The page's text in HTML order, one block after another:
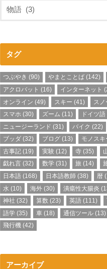
タグ
つぶやき (90) やまとことば (142)
アクロバット (16) インターネット
オンライン (49) スキー (41) ス
スマホ (30) ズーム (11) ドイツ語
ニュージーランド (31) バイク (22)
ブッダ (32) ブログ (13) モノスキ
古事記 (19) 実験 (12) 寺 (35)
戯れ言 (32) 数学 (31) 旅 (14)
日本語 (168) 日本語教師 (38) 暦
水 (10) 海外 (30) 潰瘍性大腸炎
神社 (32) 算数 (23) 英語 (111)
語学 (35) 車 (18) 通信ツール (13)
飛行機 (42)
アーカイブ